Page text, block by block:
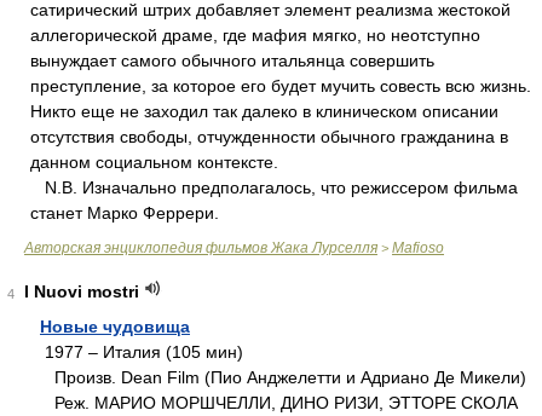
сатирический штрих добавляет элемент реализма жестокой
аллегорической драме, где мафия мягко, но неотступно
вынуждает самого обычного итальянца совершить
преступление, за которое его будет мучить совесть всю жизнь.
Никто еще не заходил так далеко в клиническом описании
отсутствия свободы, отчужденности обычного гражданина в
данном социальном контексте.
N.B. Изначально предполагалось, что режиссером фильма
станет Марко Феррери.
Авторская энциклопедия фильмов Жака Лурселля > Mafioso
4
I Nuovi mostri
Новые чудовища
1977 – Италия (105 мин)
Произв. Dean Film (Пио Анджелетти и Адриано Де Микели)
Реж. МАРИО МОРШЧЕЛЛИ, ДИНО РИЗИ, ЭТТОРЕ СКОЛА